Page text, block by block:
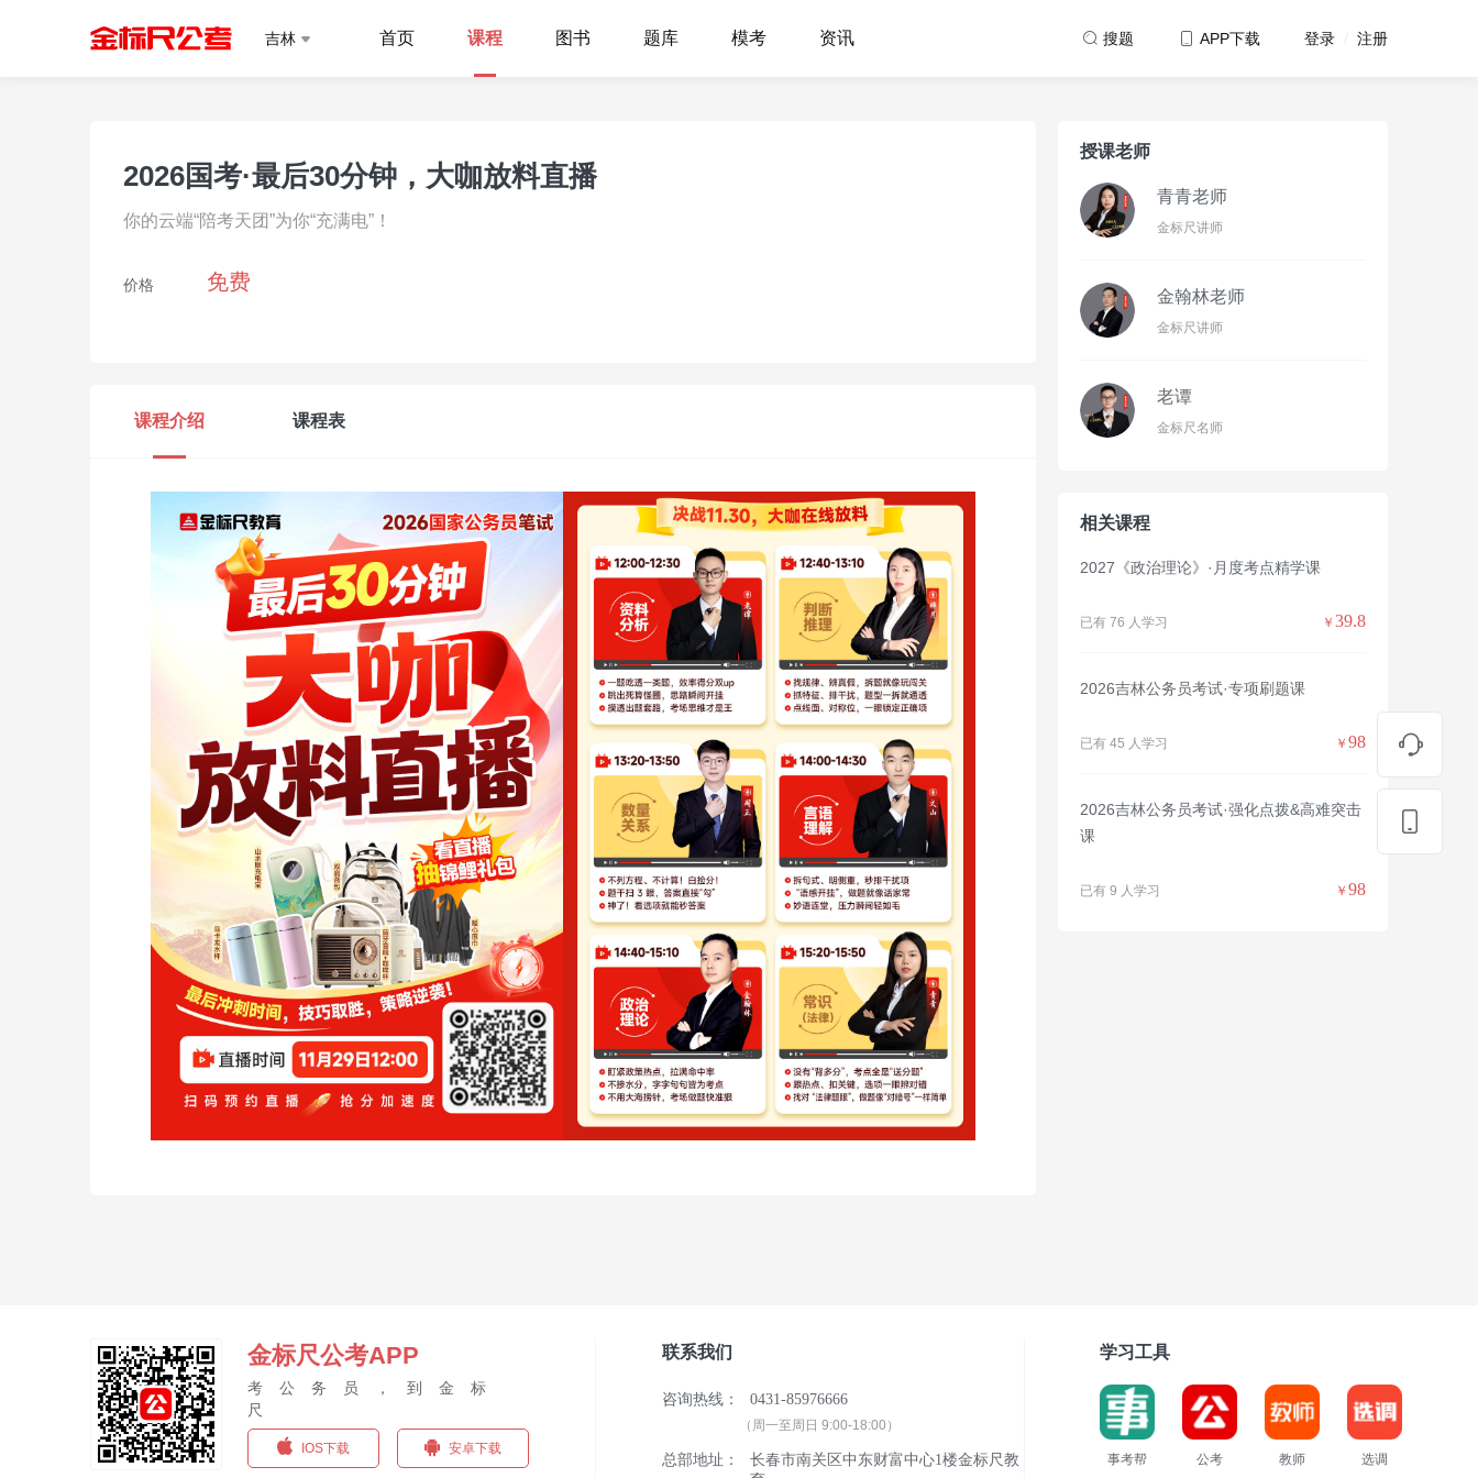
吉林 首页 课程 图书 题库 模考 资讯 搜题 APP下载 登录 注册
2026国考·最后30分钟，大咖放料直播
你的云端“陪考天团”为你“充满电”！
价格 免费
课程介绍 课程表
授课老师
青青老师
金标尺讲师
金翰林老师
金标尺讲师
老谭
金标尺名师
相关课程
2027《政治理论》·月度考点精学课
已有 76 人学习 ￥ 39.8
2026吉林公务员考试·专项刷题课
已有 45 人学习 ￥ 98
2026吉林公务员考试·强化点拨&高难突击
课
已有 9 人学习 ￥ 98
金标尺公考APP
考公务员，到金标
尺
IOS下载 安卓下载
联系我们
咨询热线： 0431-85976666
（周一至周日 9:00-18:00）
总部地址：
长春市南关区中东财富中心1楼金标尺教
学习工具
事考帮 公考 教师 选调